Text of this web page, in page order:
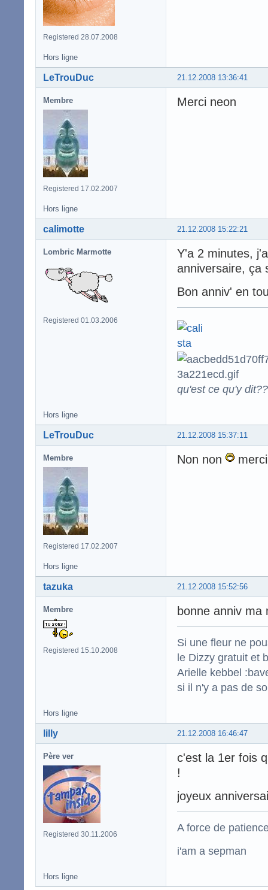
Registered 28.07.2008
Hors ligne
21.12.2008 13:36:41
LeTrouDuc
Membre
Registered 17.02.2007
Merci neon
Hors ligne
21.12.2008 15:22:21
calimotte
Lombric Marmotte
Registered 01.03.2006
Y'a 2 minutes,
anniversaire, ça
Bon anniv' en
qu'est ce qu'y
Hors ligne
21.12.2008 15:37:11
LeTrouDuc
Membre
Registered 17.02.2007
Non non
Hors ligne
21.12.2008 15:52:56
tazuka
Membre
Registered 15.10.2008
bonne anniv ma
Si une fleur ne
le Dizzy gratuit et
Arielle kebbel
si il n'y a pas de
Hors ligne
21.12.2008 16:46:47
lilly
Père ver
Registered 30.11.2006
c'est la 1er fois
!
joyeux
A force de
i'am a sepman
Hors ligne